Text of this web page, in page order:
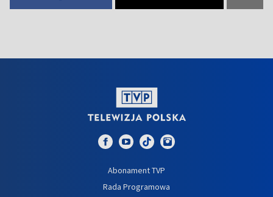
Abonament TVP
Rada Programowa